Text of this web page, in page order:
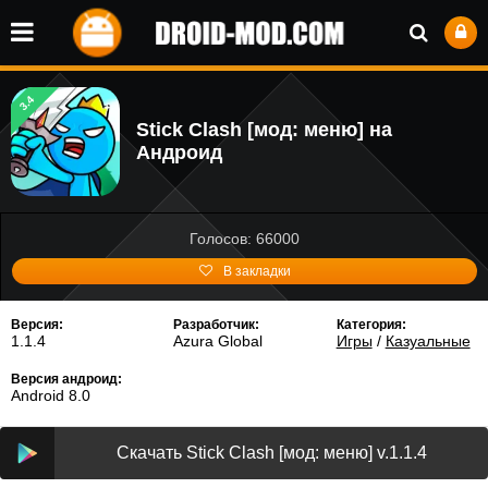
3.4
Stick Clash [мод: меню] на
Андроид
Голосов: 66000
В закладки
Версия:
1.1.4
Разработчик:
Azura Global
Категория:
Игры/ Казуальные
Версия андроид:
Android 8.0
Скачать Stick Clash [мод: меню] v.1.1.4